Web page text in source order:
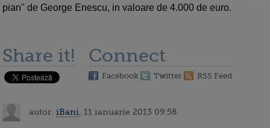
pian" de George Enescu, in valoare de 4.000 de euro.
Share it! Connect
Facebook Twitter RSS Feed
autor: iBani , 11 ianuarie 2013 09:58